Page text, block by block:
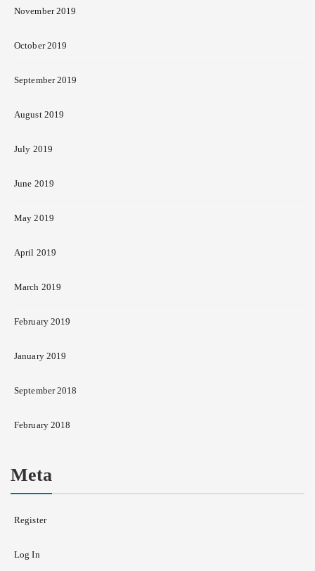
November 2019
October 2019
September 2019
August 2019
July 2019
June 2019
May 2019
April 2019
March 2019
February 2019
January 2019
September 2018
February 2018
Meta
Register
Log In